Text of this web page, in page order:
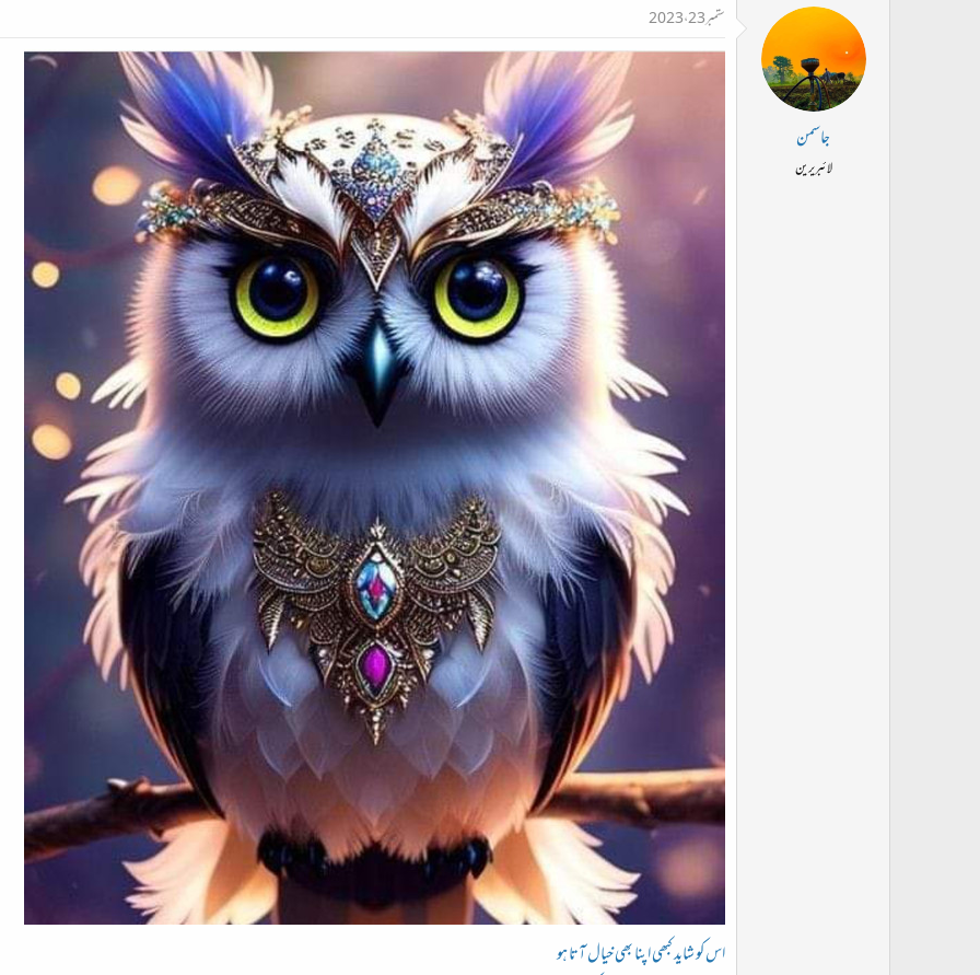
جاسمن
لائبریرین
ستمبر 23، 2023
اس کو شاید کبھی اپنا بھی خیال آتا ہو